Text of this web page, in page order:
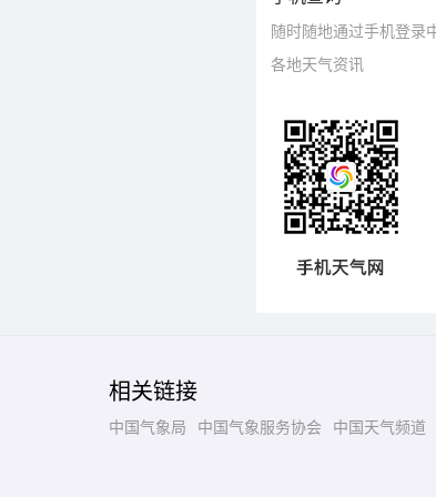
随时随地通过手机登录
各地天气资讯
相关链接
中国气象局 中国气象服务协会 中国天气频道